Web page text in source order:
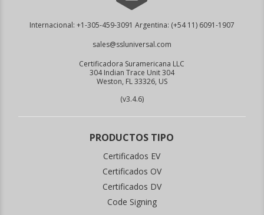
Internacional: +1-305-459-3091 Argentina: (+54 11) 6091-1907
sales@ssluniversal.com
Certificadora Suramericana LLC
304 Indian Trace Unit 304
Weston, FL 33326, US
(v3.4.6)
PRODUCTOS TIPO
Certificados EV
Certificados OV
Certificados DV
Code Signing